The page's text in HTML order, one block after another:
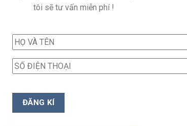
tôi sẽ tư vấn miễn phí !